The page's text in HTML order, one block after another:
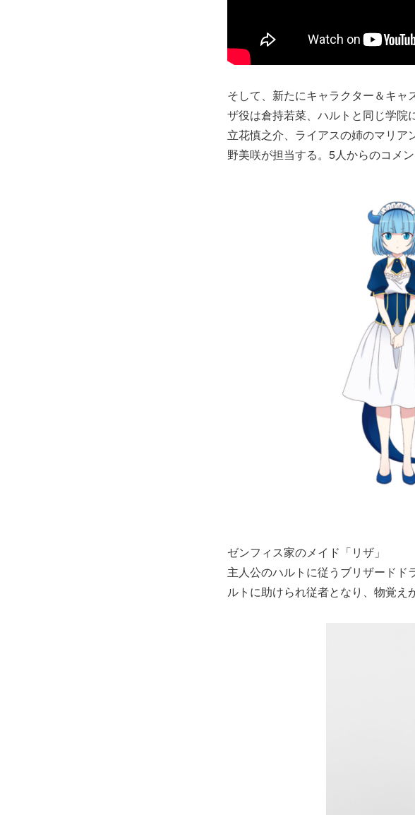
そして、新たにキャラクター＆キャ
ザ役は倉持若菜、ハルトと同じ学院
⽴花慎之介、ライアスの姉のマリア
野美咲が担当する。5人からのコメン
ゼンフィス家のメイド「リザ」
主⼈公のハルトに従うブリザード
ルトに助けられ従者となり、物覚え